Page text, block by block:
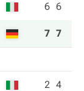
6 6
7 7
2 4